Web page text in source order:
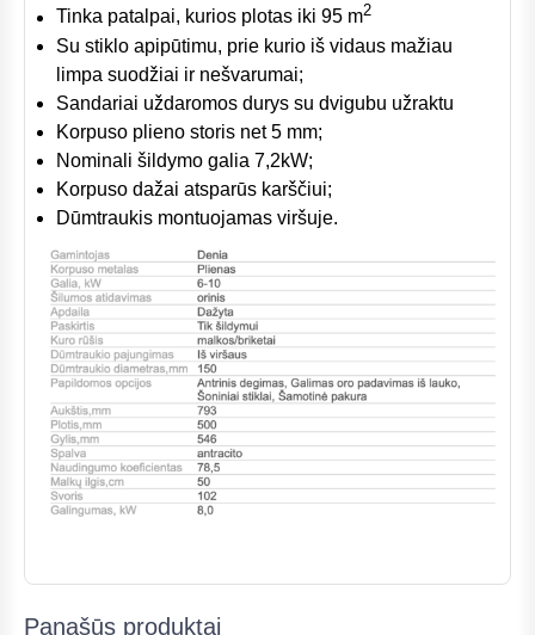
Tinka patalpai, kurios plotas iki 95 m2
Su stiklo apipūtimu, prie kurio iš vidaus mažiau
limpa suodžiai ir nešvarumai;
Sandariai uždaromos durys su dvigubu užraktu
Korpuso plieno storis net 5 mm;
Nominali šildymo galia 7,2kW;
Korpuso dažai atsparūs karščiui;
Dūmtraukis montuojamas viršuje.
Panašūs produktai